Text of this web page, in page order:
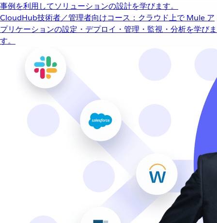
事例を利用してソリューションの設計を学びます。
CloudHub技術者／管理者向けコース：クラウド上で Mule ア
プリケーションの設定・デプロイ・管理・監視・分析を学びま
す。